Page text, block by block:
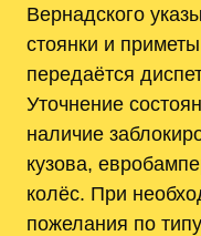
Вернадского
стоянки и
передаётся
Уточнение
наличие
кузова,
колёс. При
пожелания по